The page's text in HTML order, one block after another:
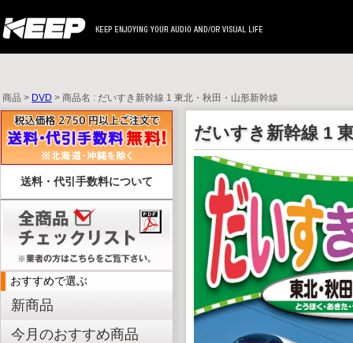
商品 >DVD> 商品名 : だいすき新幹線 1 東北・秋田・山形新幹線
送料・代引手数料について
おすすめで選ぶ
新商品
今月のおすすめ商品
だいすき新幹線 1